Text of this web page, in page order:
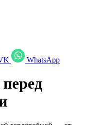
WhatsApp